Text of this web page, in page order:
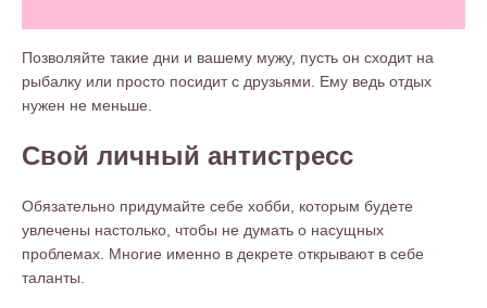
Позволяйте такие дни и вашему мужу, пусть он сходит на
рыбалку или просто посидит с друзьями. Ему ведь отдых
нужен не меньше.
Свой личный антистресс
Обязательно придумайте себе хобби, которым будете
увлечены настолько, чтобы не думать о насущных
проблемах. Многие именно в декрете открывают в себе
таланты.